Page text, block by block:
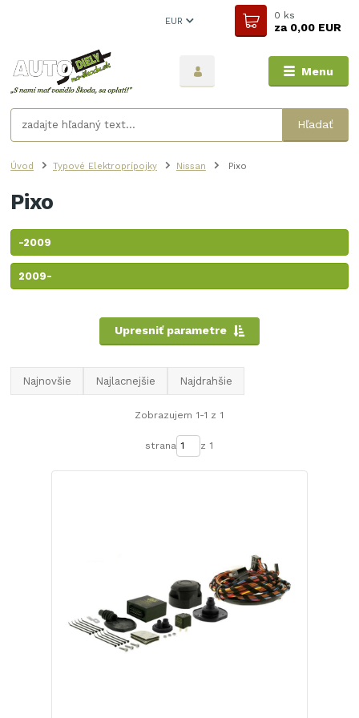
Menu
EUR
Hľadať
0 ks
za0,00 EUR
Úvod Typové Elektroprípojky Nissan Pixo
Pixo
-2009
2009-
Upresniť parametre
Najnovšie Najlacnejšie Najdrahšie
Zobrazujem 1-1 z 1
strana z 1